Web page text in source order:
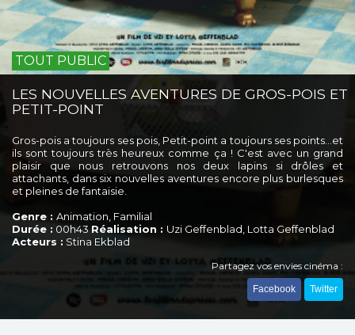
TOUT PUBLIC
LES NOUVELLES AVENTURES DE GROS-POIS ET
PETIT-POINT
Gros-pois a toujours ses pois, Petit-point a toujours ses points…et
ils sont toujours très heureux comme ça ! C'est avec un grand
plaisir que nous retrouvons nos deux lapins si drôles et
attachants, dans six nouvelles aventures encore plus burlesques
et pleines de fantaisie.
Genre : Animation, Familial
Durée : 00h43 Réalisation : Uzi Geffenblad, Lotta Geffenblad
Acteurs : Stina Ekblad
Partagez vos envies cinéma :
Facebook Twitter